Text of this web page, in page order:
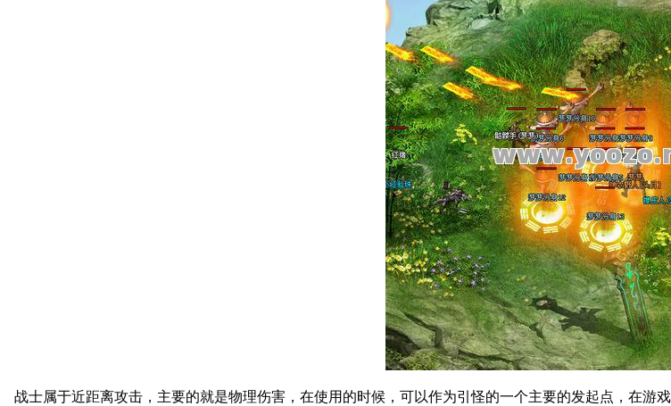
战士属于近距离攻击，主要的就是物理伤害，在使用的时候，可以作为引怪的一个主要的发起点，在游